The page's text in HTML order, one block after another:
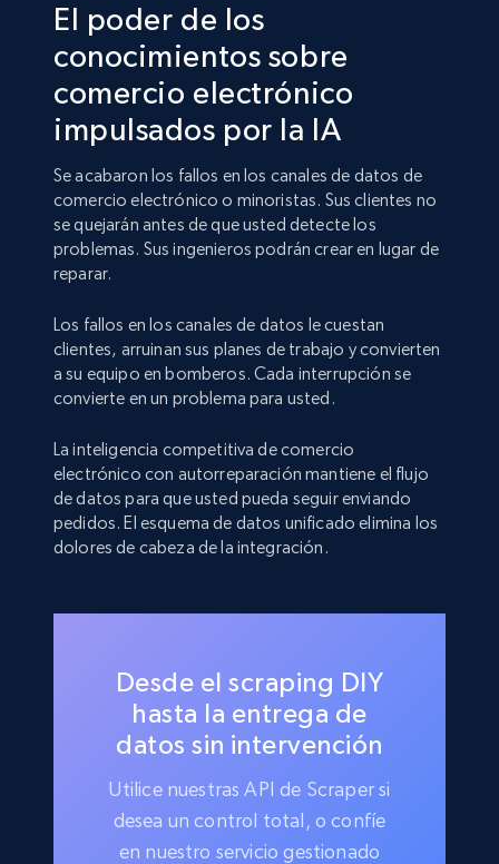
El poder de los
conocimientos sobre
comercio electrónico
impulsados por la IA
Se acabaron los fallos en los canales de datos de
comercio electrónico o minoristas. Sus clientes no
se quejarán antes de que usted detecte los
problemas. Sus ingenieros podrán crear en lugar de
reparar.
Los fallos en los canales de datos le cuestan
clientes, arruinan sus planes de trabajo y convierten
a su equipo en bomberos. Cada interrupción se
convierte en un problema para usted.
La inteligencia competitiva de comercio
electrónico con autorreparación mantiene el flujo
de datos para que usted pueda seguir enviando
pedidos. El esquema de datos unificado elimina los
dolores de cabeza de la integración.
Desde el scraping DIY
hasta la entrega de
datos sin intervención
Utilice nuestras API de Scraper si
desea un control total, o confíe
en nuestro servicio gestionado